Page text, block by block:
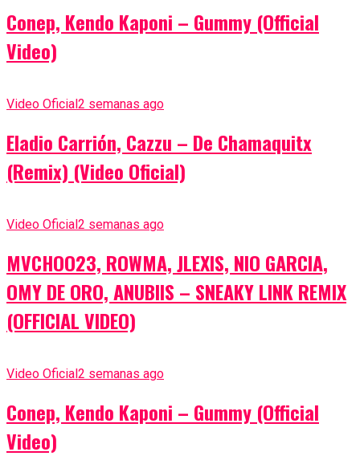
Conep, Kendo Kaponi – Gummy (Official
Video)
Video Oficial2 semanas ago
Eladio Carrión, Cazzu – De Chamaquitx
(Remix) (Video Oficial)
Video Oficial2 semanas ago
MVCHOO23, ROWMA, JLEXIS, NIO GARCIA,
OMY DE ORO, ANUBIIS – SNEAKY LINK REMIX
(OFFICIAL VIDEO)
Video Oficial2 semanas ago
Conep, Kendo Kaponi – Gummy (Official
Video)